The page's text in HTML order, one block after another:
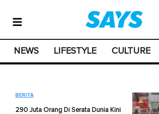
NEWS LIFESTYLE CULTURE
BERITA
290 Juta Orang Di Serata Dunia Kini